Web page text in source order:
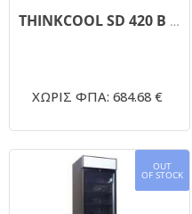
THINKCOOL SD 420 B Ψυγείο Αναψυκτικών 420Lt 578x605x1980mm
ΧΩΡΙΣ ΦΠΑ: 684.68 €
OUT
OF STOCK